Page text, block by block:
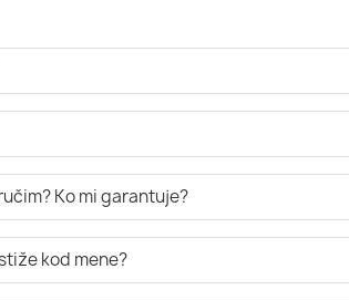
Ko mi garantuje?
kod mene?